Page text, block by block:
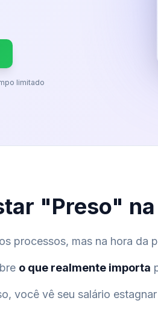
limitado
"Preso"
processos, mas na hora da
o que realmente importa
você vê seu salário